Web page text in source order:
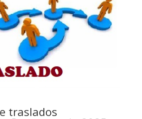
traslados